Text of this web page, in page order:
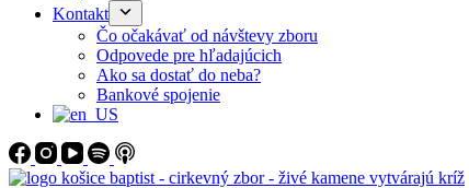
Kontakt
Čo očakávať od návštevy zboru
Odpovede pre hľadajúcich
Ako sa dostať do neba?
Bankové spojenie